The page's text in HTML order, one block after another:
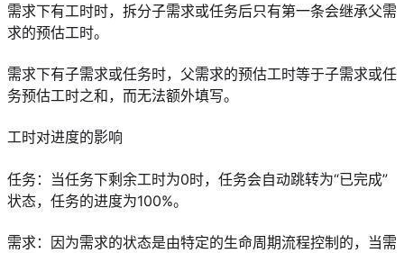
需求下有工时时，拆分子需求或任务后只有第一条会继承父需
求的预估工时。
需求下有子需求或任务时，父需求的预估工时等于子需求或任
务预估工时之和，而无法额外填写。
工时对进度的影响
任务：当任务下剩余工时为0时，任务会自动跳转为“已完成”
状态，任务的进度为100%。
需求：因为需求的状态是由特定的生命周期流程控制的，当需